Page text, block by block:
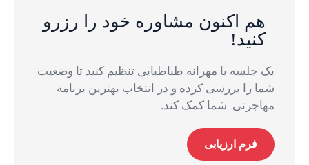
ھم اکنون مشاوره خود را رزرو
کنید!
یک جلسه با مھرانه طباطبایی تنظیم کنید تا وضعیت
شما را بررسی کرده و در انتخاب بھترین برنامه
مھاجرتی شما کمک کند.
فرم ارزیابی